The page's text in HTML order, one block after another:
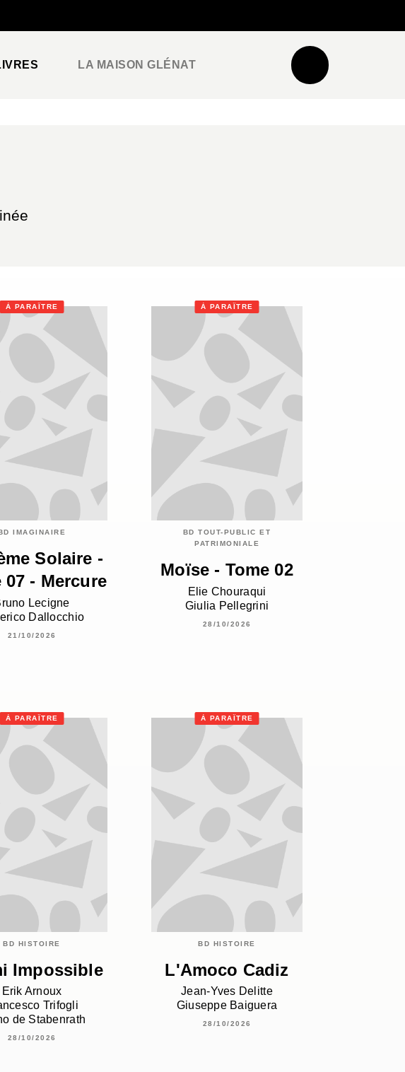
LA MAISON GLÉNAT
À PARAÎTRE
IMAGINAIRE
Solaire -
07 - Mercure
Lecigne
Dallocchio
21/10/2026
À PARAÎTRE
BD TOUT-PUBLIC ET
PATRIMONIALE
Moïse - Tome 02
Elie Chouraqui
Giulia Pellegrini
28/10/2026
À PARAÎTRE
BD HISTOIRE
Impossible
Erik Arnoux
Trifogli
de Stabenrath
28/10/2026
À PARAÎTRE
BD HISTOIRE
L'Amoco Cadiz
Jean-Yves Delitte
Giuseppe Baiguera
28/10/2026